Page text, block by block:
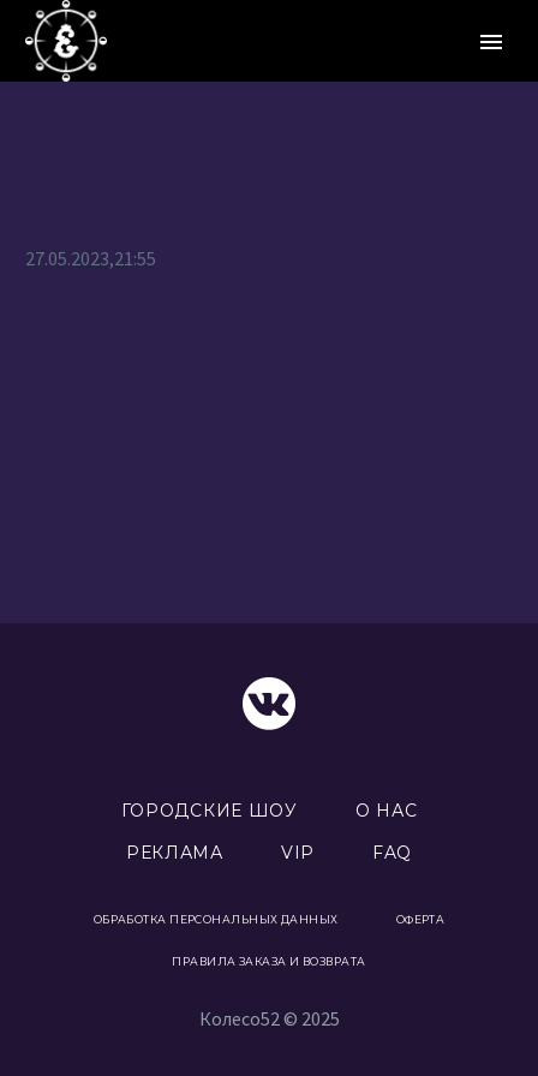
27.05.2023,21:55
ГОРОДСКИЕ ШОУ
О НАС
РЕКЛАМА
VIP FAQ
ОБРАБОТКА ПЕРСОНАЛЬНЫХ ДАННЫХ ОФЕРТА
ПРАВИЛА ЗАКАЗА И ВОЗВРАТА
Колесо52 © 2025